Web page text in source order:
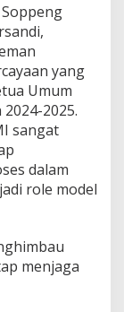
yang
Umum
2025.
sangat
dalam
role model
menjaga